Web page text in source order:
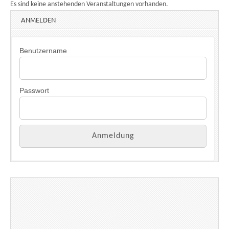
Es sind keine anstehenden Veranstaltungen vorhanden.
ANMELDEN
Benutzername
Passwort